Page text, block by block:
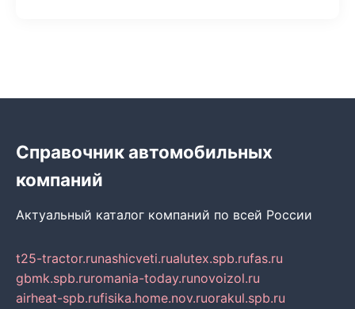
Справочник автомобильных
компаний
Актуальный каталог компаний по всей России
t25-tractor.runashicveti.rualutex.spb.rufas.ru
gbmk.spb.ruromania-today.runovoizol.ru
airheat-spb.rufisika.home.nov.ruorakul.spb.ru